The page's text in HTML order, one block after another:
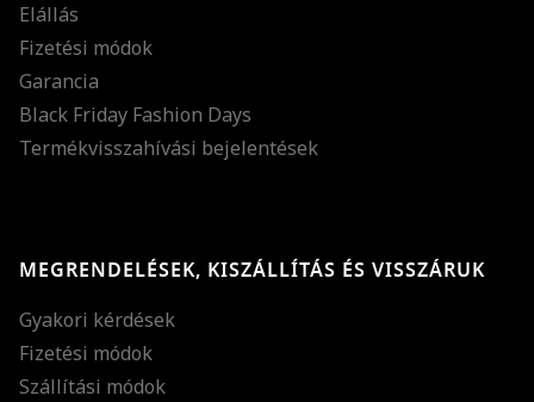
Elállás
Fizetési módok
Garancia
Black Friday Fashion Days
Termékvisszahívási bejelentések
MEGRENDELÉSEK, KISZÁLLÍTÁS ÉS VISSZÁRUK
Gyakori kérdések
Fizetési módok
Szállítási módok